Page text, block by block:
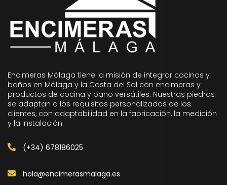
Encimeras Málaga tiene la misión de integrar cocinas y
baños en Málaga y la Costa del Sol con encimeras y
productos de cocina y baño versátiles. Nuestras piedras
se adaptan a los requisitos personalizados de los
clientes, con adaptabilidad en la fabricación, la medición
y la instalación.
(+34) 678186025
hola@encimerasmalaga.es